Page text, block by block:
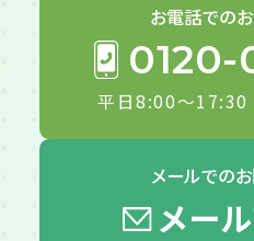
お電話での
0120-
平日8:00～17:30
メールでの
メー